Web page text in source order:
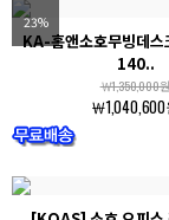
23%
KA-홈앤소호무빙데스
140..
￦1,350,000
￦1,040,600